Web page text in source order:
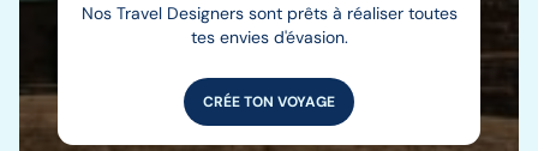
Nos Travel Designers sont prêts à réaliser toutes
tes envies d'évasion.
CRÉE TON VOYAGE